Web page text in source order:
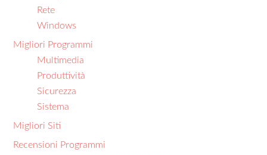
Rete
Windows
Migliori Programmi
Multimedia
Produttività
Sicurezza
Sistema
Migliori Siti
Recensioni Programmi